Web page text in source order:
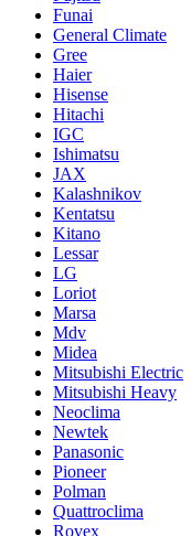
Funai
General Climate
Gree
Haier
Hisense
Hitachi
IGC
Ishimatsu
JAX
Kalashnikov
Kentatsu
Kitano
Lessar
LG
Loriot
Marsa
Mdv
Midea
Mitsubishi Electric
Mitsubishi Heavy
Neoclima
Newtek
Panasonic
Pioneer
Polman
Quattroclima
Rovex